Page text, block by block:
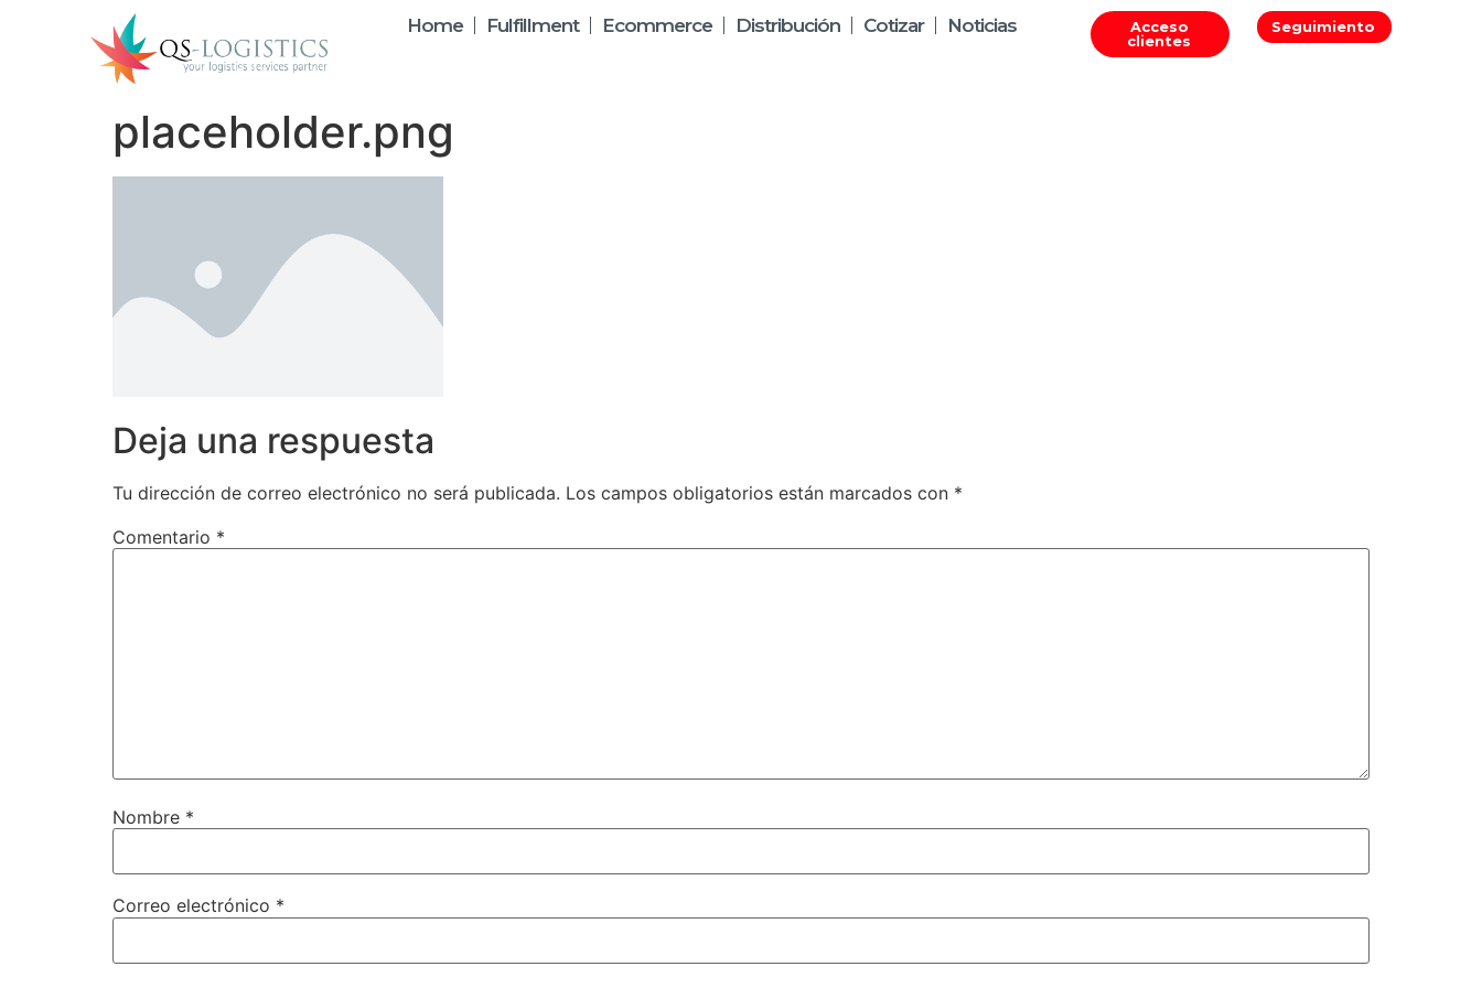
Home Fulfillment Ecommerce Distribución Cotizar Noticias
Acceso
clientes
Seguimiento
placeholder.png
Deja una respuesta
Tu dirección de correo electrónico no será publicada. Los campos obligatorios están marcados con *
Comentario *
Nombre *
Correo electrónico *